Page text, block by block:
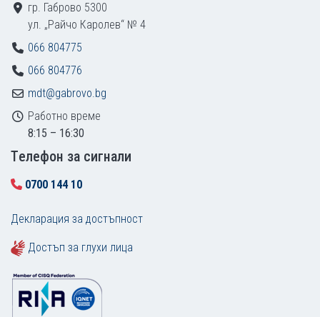
гр. Габрово 5300
ул. „Райчо Каролев“ № 4
066 804775
066 804776
mdt@gabrovo.bg
Работно време
8:15 – 16:30
Tелефон за сигнали
0700 144 10
Декларация за достъпност
Достъп за глухи лица